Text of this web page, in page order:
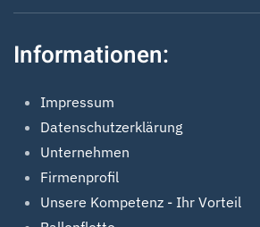
Informationen:
Impressum
Datenschutzerklärung
Unternehmen
Firmenprofil
Unsere Kompetenz - Ihr Vorteil